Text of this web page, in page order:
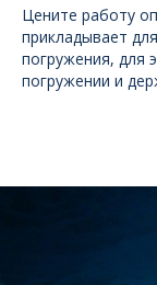
Цените работу
прикладывает
погружения, для
погружении и